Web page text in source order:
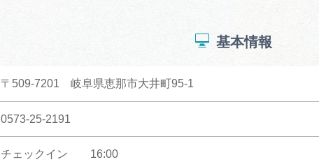
基本情報
〒509-7201 岐阜県恵那市大井町95-1
0573-25-2191
チェックイン 16:00